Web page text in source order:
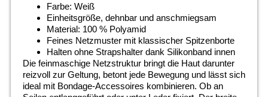
Farbe: Weiß
Einheitsgröße, dehnbar und anschmiegsam
Material: 100 % Polyamid
Feines Netzmuster mit klassischer Spitzenborte
Halten ohne Strapshalter dank Silikonband innen
Die feinmaschige Netzstruktur bringt die Haut darunter
reizvoll zur Geltung, betont jede Bewegung und lässt sich
ideal mit Bondage-Accessoires kombinieren. Ob an